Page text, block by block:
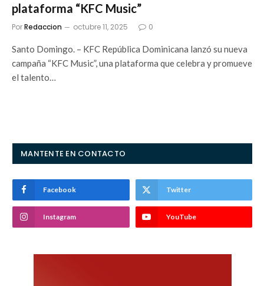
plataforma “KFC Music”
PorRedaccion octubre 11, 2025 0
Santo Domingo. – KFC República Dominicana lanzó su nueva
campaña “KFC Music”, una plataforma que celebra y promueve
el talento…
MANTENTE EN CONTACTO
Facebook Twitter
Instagram YouTube